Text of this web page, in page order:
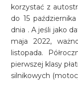
korzystać z
do 15
dnia . A jeśli jako
maja 2022,
listopada.
pierwszej klasy
silnikowych